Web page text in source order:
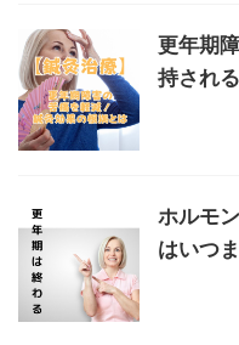
更年期
持され
ホルモ
はいつ